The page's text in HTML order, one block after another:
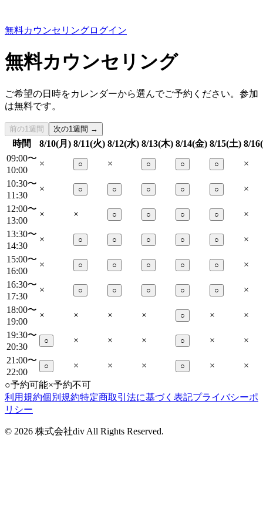
無料カウンセリングログイン
無料カウンセリング
ご希望の日時をカレンダーから選んでご予約ください。参加
は無料です。
前の1週間 次の1週間 →
時間 8/10(月) 8/11(火) 8/12(水) 8/13(木) 8/14(金) 8/15(土) 8/
09:00〜
10:00
× ○ × ○ ○ ○
×
10:30〜
11:30
× ○ ○ ○ ○ ○
×
12:00〜
13:00
× × ○ ○ ○ ○
×
13:30〜
14:30
× ○ ○ ○ ○ ○
×
15:00〜
16:00
× ○ ○ ○ ○ ○
×
16:30〜
17:30
× ○ ○ ○ ○ ○
×
18:00〜
19:00
× × × × ○ ×
×
19:30〜
20:30
○ × × × ○ ×
×
21:00〜
22:00
○ × × × ○ ×
×
○予約可能×予約不可
利用規約個別規約特定商取引法に基づく表記プライバシーポ
リシー
© 2026 株式会社div All Rights Reserved.